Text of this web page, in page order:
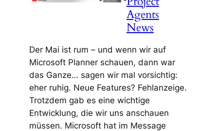
Agents
News
Der Mai ist rum – und wenn wir auf
Microsoft Planner schauen, dann war
das Ganze… sagen wir mal vorsichtig:
eher ruhig. Neue Features? Fehlanzeige.
Trotzdem gab es eine wichtige
Entwicklung, die wir uns anschauen
müssen. Microsoft hat im Message